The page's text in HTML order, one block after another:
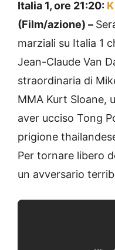
Italia 1, ore 21:20:
(Film/azione) –
marziali su Italia 1
Jean-Claude Van
straordinaria di
MMA Kurt Sloane,
aver ucciso Tong
prigione
Per tornare libero
un avversario